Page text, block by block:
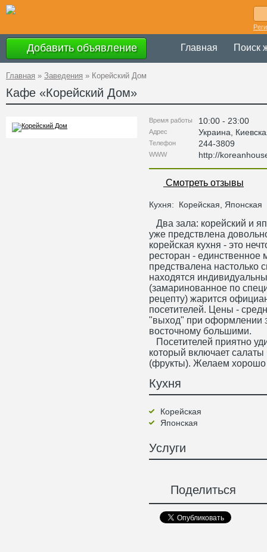
Добавить объявление Главная Поиск
Главная » Заведения » Корейский Дом
Кафе «Корейский Дом»
Время работы 10:00 - 23:00
Адрес Украина
Телефон 244-3809
WWW http://
Смотреть отзывы
Кухня: Корейская, Японская
Два зала: корейский и
уже предствлена
корейская кухня - это
ресторан - единственное
предствалена настолько
находятся
(замаринованное по
рецепту) жарится
посетителей. Цены -
"выход" при оформлении
восточному большими.
Посетителей приятно
который включает
(фрукты). Желаем хорошо
Кухня
Корейская
Японская
Услуги
Поделиться